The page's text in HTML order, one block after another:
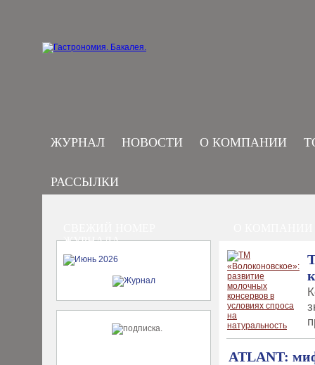
ЖУРНАЛ НОВОСТИ О КОМПАНИИ
РАССЫЛКИ
ЖУРНАЛА
ATLANT: